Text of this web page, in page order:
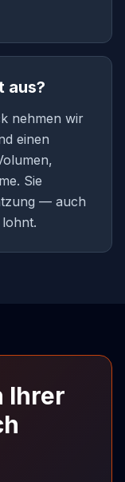
aus?
nehmen wir
einen
Sie
— auch
Ihrer